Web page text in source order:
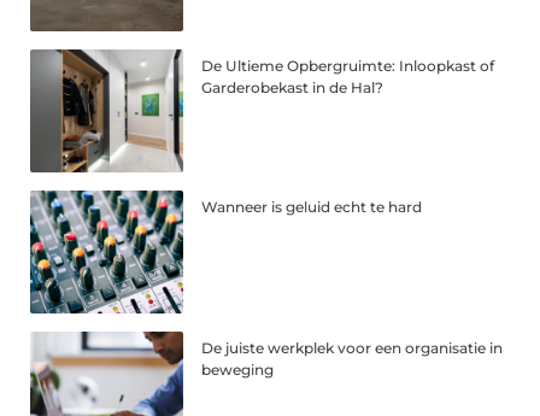
De Ultieme Opbergruimte: Inloopkast of
Garderobekast in de Hal?
Wanneer is geluid echt te hard
De juiste werkplek voor een organisatie in
beweging